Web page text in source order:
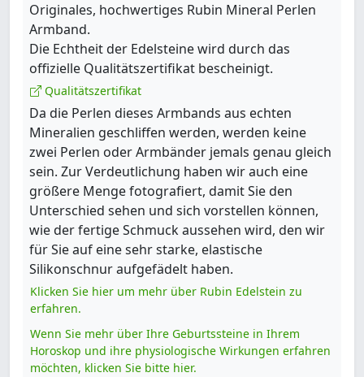
Originales, hochwertiges Rubin Mineral Perlen
Armband.
Die Echtheit der Edelsteine wird durch das
offizielle Qualitätszertifikat bescheinigt.
Qualitätszertifikat
Da die Perlen dieses Armbands aus echten
Mineralien geschliffen werden, werden keine
zwei Perlen oder Armbänder jemals genau gleich
sein. Zur Verdeutlichung haben wir auch eine
größere Menge fotografiert, damit Sie den
Unterschied sehen und sich vorstellen können,
wie der fertige Schmuck aussehen wird, den wir
für Sie auf eine sehr starke, elastische
Silikonschnur aufgefädelt haben.
Klicken Sie hier um mehr über Rubin Edelstein zu
erfahren.
Wenn Sie mehr über Ihre Geburtssteine in Ihrem
Horoskop und ihre physiologische Wirkungen erfahren
möchten, klicken Sie bitte hier.